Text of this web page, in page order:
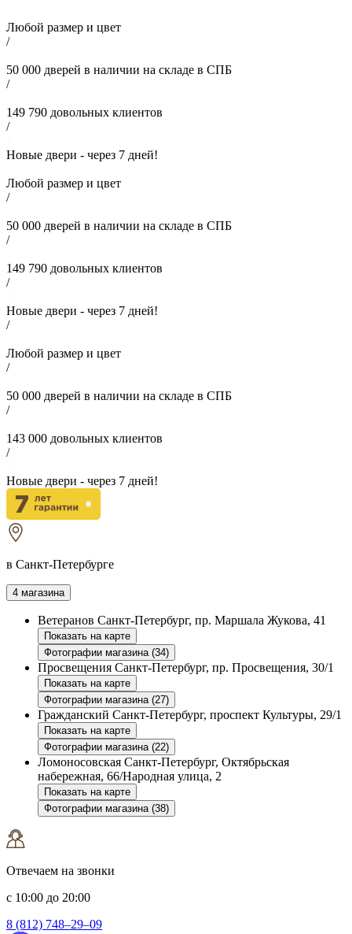
Любой размер и цвет
/
50 000 дверей в наличии на складе в СПБ
/
149 790 довольных клиентов
/
Новые двери - через 7 дней!
Любой размер и цвет
/
50 000 дверей в наличии на складе в СПБ
/
149 790 довольных клиентов
/
Новые двери - через 7 дней!
/
Любой размер и цвет
/
50 000 дверей в наличии на складе в СПБ
/
143 000 довольных клиентов
/
Новые двери - через 7 дней!
в Санкт-Петербурге
4 магазина
Ветеранов Санкт-Петербург, пр. Маршала Жукова, 41
Показать на карте
Фотографии магазина (34)
Просвещения Санкт-Петербург, пр. Просвещения, 30/1
Показать на карте
Фотографии магазина (27)
Гражданский Санкт-Петербург, проспект Культуры, 29/1
Показать на карте
Фотографии магазина (22)
Ломоносовская Санкт-Петербург, Октябрьская
набережная, 66/Народная улица, 2
Показать на карте
Фотографии магазина (38)
Отвечаем на звонки
с 10:00 до 20:00
8 (812) 748–29–09